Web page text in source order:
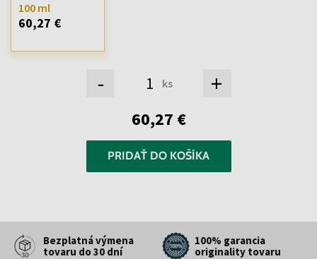
- ks +
100 ml
60,27 €
60,27 €
PRIDAŤ DO KOŠÍKA
Bezplatná výmena
tovaru do 30 dní
100% garancia
originality tovaru